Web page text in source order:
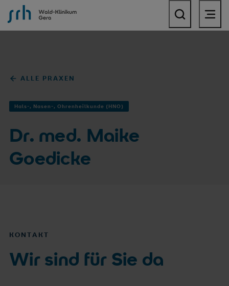
SRH Wald-Klinikum Gera
ALLE PRAXEN
Hals-, Nasen-, Ohrenheilkunde (HNO)
Dr. med. Maike
Goedicke
KONTAKT
Wir sind für Sie da